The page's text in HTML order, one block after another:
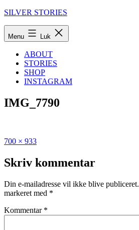
Fortsæt
SILVER STORIES
Menu Luk
ABOUT
STORIES
SHOP
INSTAGRAM
IMG_7790
Udgivet
Den
ultimative
til
Fejø
Fuld
700 × 933
Skriv kommentar
Din e-mailadresse vil ikke blive publiceret.
markeret med *
Kommentar *